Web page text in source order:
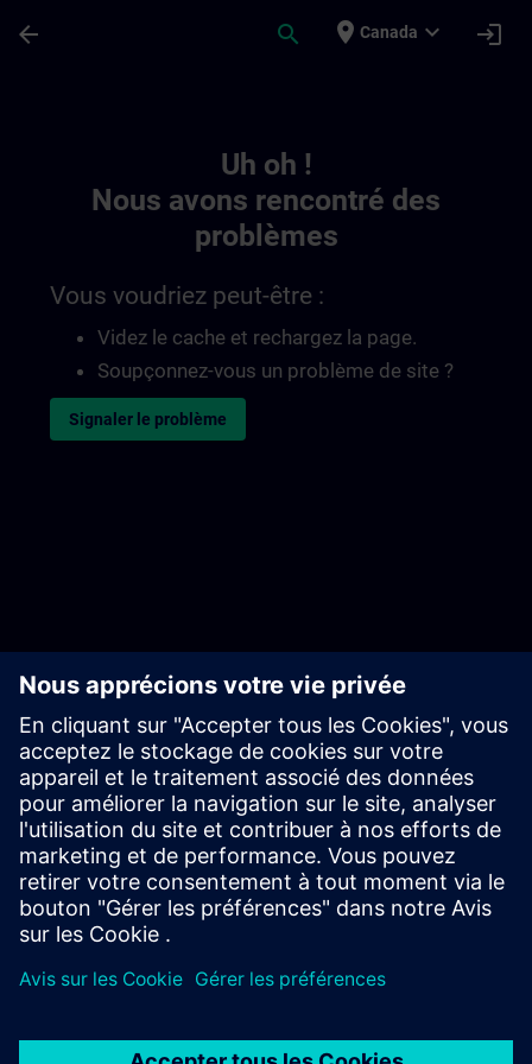
arrow_back search place Canada expand_more login
Uh oh !
Nous avons rencontré des
problèmes
Vous voudriez peut-être :
Videz le cache et rechargez la page.
Soupçonnez-vous un problème de site ?
Signaler le problème